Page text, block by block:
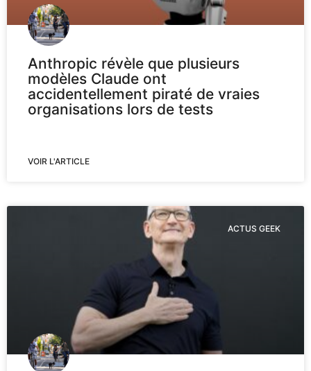
Anthropic révèle que plusieurs
modèles Claude ont
accidentellement piraté de vraies
organisations lors de tests
VOIR L'ARTICLE
ACTUS GEEK